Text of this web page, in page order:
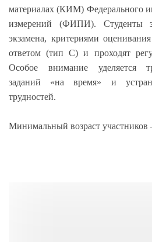
материалах (КИМ) Федерального
измерений (ФИПИ). Студенты
экзамена, критериями
ответом (тип C) и проходят
Особое внимание уделяется
заданий «на время» и
трудностей.
Минимальный возраст участников